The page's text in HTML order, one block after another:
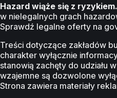
Hazard wiąże się z ryzykiem.
w nielegalnych grach
Sprawdź legalne oferty na
Treści dotyczące zakładów
charakter wyłącznie
stanowią zachęty do udziału
wzajemne są dozwolone
Strona zawiera materiały